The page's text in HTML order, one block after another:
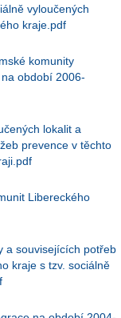
vyloučených
kraje.pdf
komunity
období 2006-
lokalit a
prevence v těchto
Libereckého
a souvisejících potřeb
kraje s tzv. sociálně